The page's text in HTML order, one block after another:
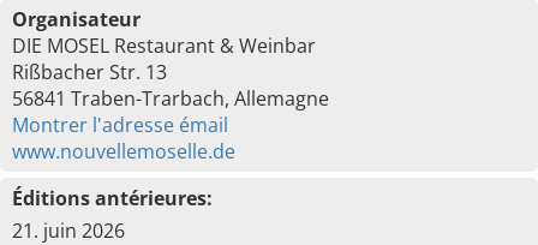
Organisateur
DIE MOSEL Restaurant & Weinbar
Rißbacher Str. 13
56841 Traben-Trarbach, Allemagne
Montrer l'adresse émail
www.nouvellemoselle.de
Éditions antérieures:
21. juin 2026